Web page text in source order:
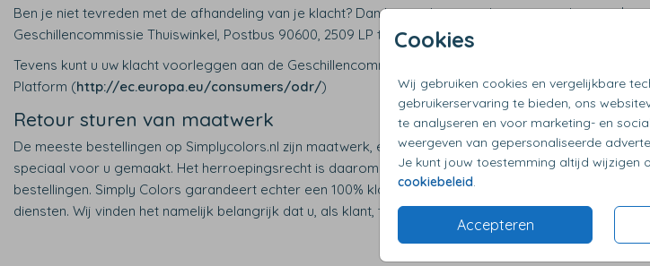
Cookies
Wij gebruiken cookies en vergelijkbare
gebruikerservaring te bieden, ons
te analyseren en voor marketing- en
weergeven van gepersonaliseerde
Je kunt jouw toestemming altijd wijzigen
cookiebeleid.
Accepteren
Ben je niet tevreden met de afhandeling van je klacht? Dan kun je deze voorleggen aan de
Geschillencommissie Thuiswinkel, Postbus 90600, 2509 LP te Den Haag (www.sgc.nl
Tevens kunt u uw klacht voorleggen aan de Geschillencommissie via het Europees ODR
Platform (http://ec.europa.eu/consumers/odr/)
Retour sturen van maatwerk
De meeste bestellingen op Simplycolors.nl zijn maatwerk, elk besteld product wordt
speciaal voor u gemaakt. Het herroepingsrecht is daarom niet van toepassing op deze
bestellingen. Simply Colors garandeert echter een 100% klanttevredenheid op al haar
diensten. Wij vinden het namelijk belangrijk dat u, als klant, tevreden bent.
dus
Bel